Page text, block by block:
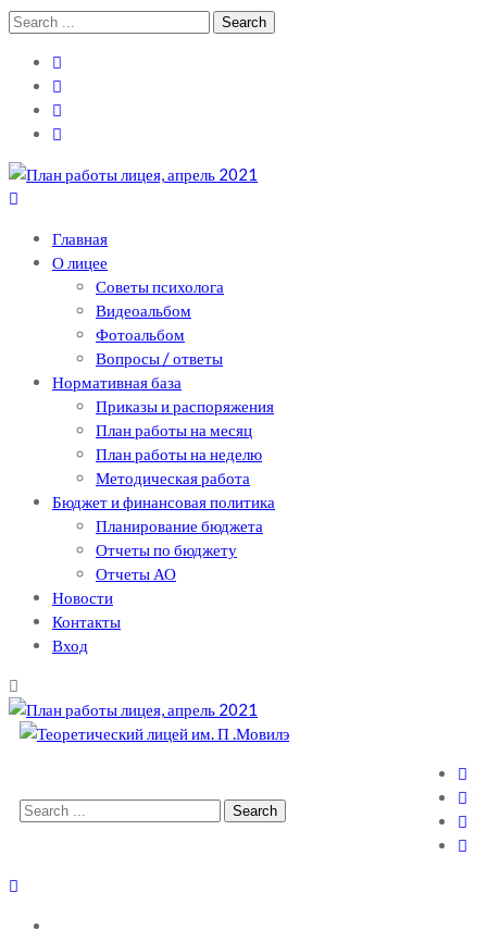
Skip
navigation
Skip
content
Search
Главная
О лицее
Советы психолога
Видеоальбом
Фотоальбом
Вопросы / ответы
Нормативная база
Приказы и распоряжения
План работы на месяц
План работы на неделю
Методическая работа
Бюджет и финансовая политика
Планирование бюджета
Отчеты по бюджету
Отчеты АО
Новости
Контакты
Вход
Search